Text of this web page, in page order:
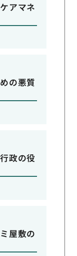
アマネ
の悪質
政の役
屋敷の